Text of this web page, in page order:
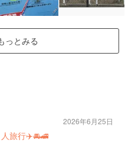
っとみる
旅行✈️🚘🚄
2026年6月25日